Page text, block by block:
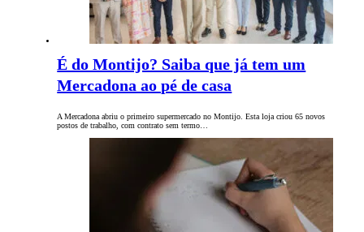
É do Montijo? Saiba que já tem um
Mercadona ao pé de casa
A Mercadona abriu o primeiro supermercado no Montijo. Esta loja criou 65 novos
postos de trabalho, com contrato sem termo…